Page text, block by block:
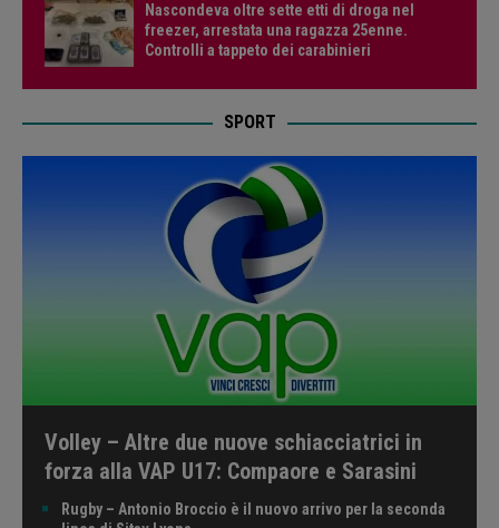
Nascondeva oltre sette etti di droga nel
freezer, arrestata una ragazza 25enne.
Controlli a tappeto dei carabinieri
SPORT
Volley – Altre due nuove schiacciatrici in
forza alla VAP U17: Compaore e Sarasini
Rugby – Antonio Broccio è il nuovo arrivo per la seconda